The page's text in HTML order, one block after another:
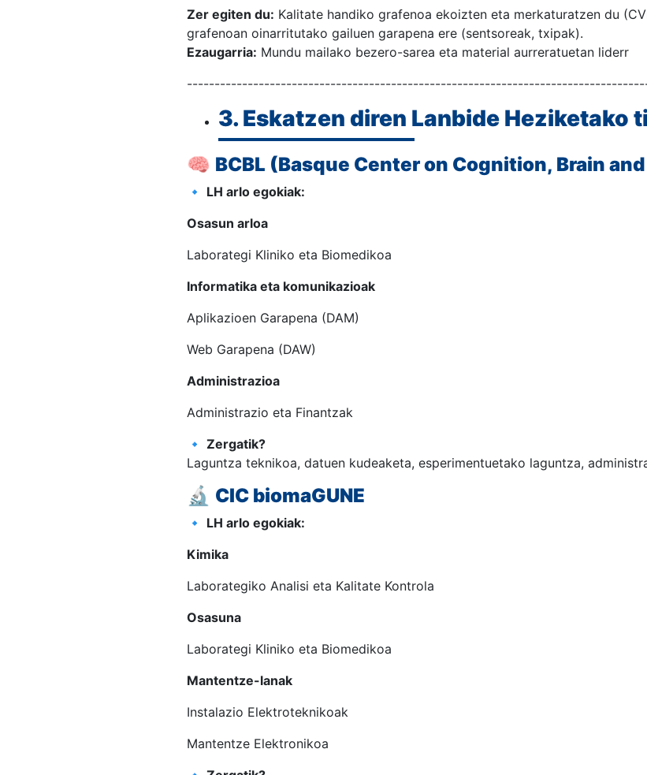
Zer egiten du: Kalitate handiko grafenoa ekoizten eta merkaturatzen du
grafenoan oinarritutako gailuen garapena ere (sentsoreak, txipak).
Ezaugarria: Mundu mailako bezero-sarea eta material aurreratuetan liderr
3. Eskatzen diren Lanbide Heziketako
🧠 BCBL (Basque Center on Cognition, Brain
🔹 LH arlo egokiak:
Osasun arloa
Laborategi Kliniko eta Biomedikoa
Informatika eta komunikazioak
Aplikazioen Garapena (DAM)
Web Garapena (DAW)
Administrazioa
Administrazio eta Finantzak
🔹 Zergatik?
Laguntza teknikoa, datuen kudeaketa, esperimentuetako laguntza,
🔬 CIC biomaGUNE
🔹 LH arlo egokiak:
Kimika
Laborategiko Analisi eta Kalitate Kontrola
Osasuna
Laborategi Kliniko eta Biomedikoa
Mantentze-lanak
Instalazio Elektroteknikoak
Mantentze Elektronikoa